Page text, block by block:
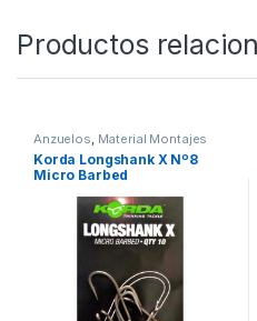
Productos
Anzuelos, Material Montajes
Korda Longshank X Nº8
Micro Barbed